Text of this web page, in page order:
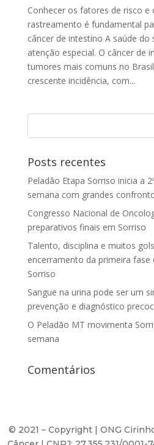
Conhecer os fatores de risco e
rastreamento é fundamental
câncer de intestino A saúde do
atenção especial. O câncer de
tumores mais comuns no
crescente incidência, com...
Posts recentes
Peladão Etapa Sorriso inicia a
semana com grandes
Congresso Nacional de
preparativos finais em Sorriso
Talento, disciplina e muitos
encerramento da primeira fase
Sorriso
Sangue na urina pode ser um
prevenção e diagnóstico
O Peladão MT movimenta
semana
Comentários
©️ 2021 – Copyright | ONG